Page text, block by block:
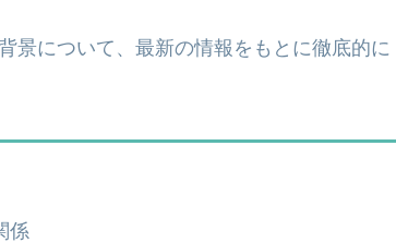
景について、最新の情報をもとに徹底的に
係